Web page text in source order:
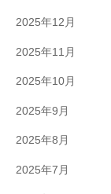
2025年12月
2025年11月
2025年10月
2025年9月
2025年8月
2025年7月